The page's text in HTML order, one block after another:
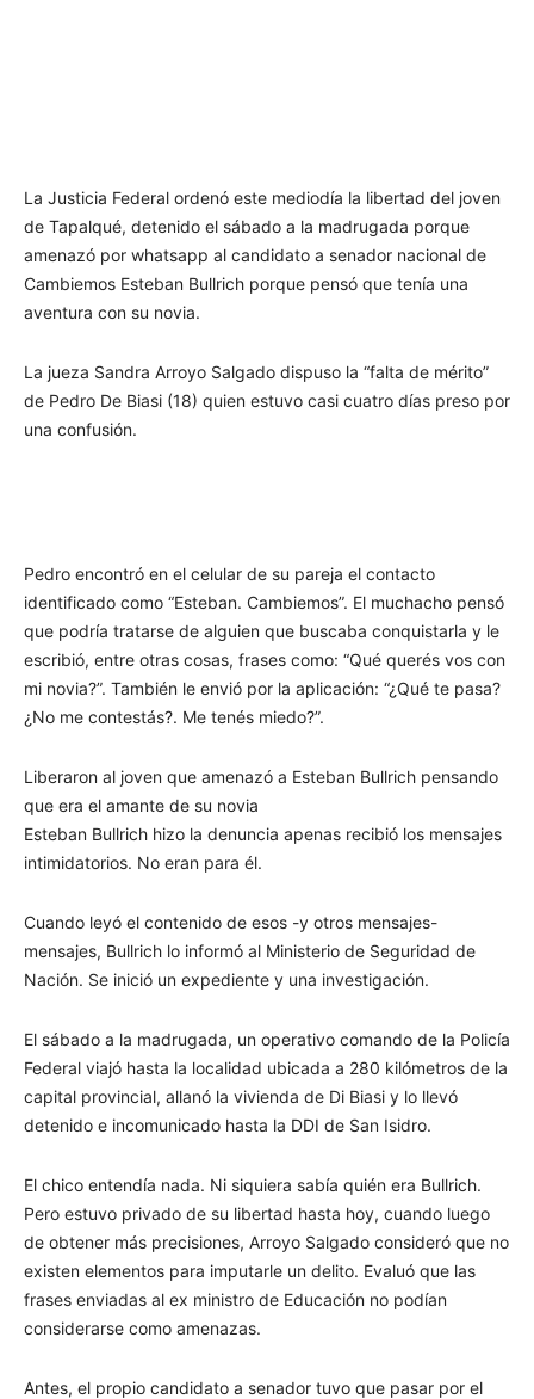
La Justicia Federal ordenó este mediodía la libertad del joven
de Tapalqué, detenido el sábado a la madrugada porque
amenazó por whatsapp al candidato a senador nacional de
Cambiemos Esteban Bullrich porque pensó que tenía una
aventura con su novia.
La jueza Sandra Arroyo Salgado dispuso la “falta de mérito”
de Pedro De Biasi (18) quien estuvo casi cuatro días preso por
una confusión.
Pedro encontró en el celular de su pareja el contacto
identificado como “Esteban. Cambiemos”. El muchacho pensó
que podría tratarse de alguien que buscaba conquistarla y le
escribió, entre otras cosas, frases como: “Qué querés vos con
mi novia?”. También le envió por la aplicación: “¿Qué te pasa?
¿No me contestás?. Me tenés miedo?”.
Liberaron al joven que amenazó a Esteban Bullrich pensando
que era el amante de su novia
Esteban Bullrich hizo la denuncia apenas recibió los mensajes
intimidatorios. No eran para él.
Cuando leyó el contenido de esos -y otros mensajes-
mensajes, Bullrich lo informó al Ministerio de Seguridad de
Nación. Se inició un expediente y una investigación.
El sábado a la madrugada, un operativo comando de la Policía
Federal viajó hasta la localidad ubicada a 280 kilómetros de la
capital provincial, allanó la vivienda de Di Biasi y lo llevó
detenido e incomunicado hasta la DDI de San Isidro.
El chico entendía nada. Ni siquiera sabía quién era Bullrich.
Pero estuvo privado de su libertad hasta hoy, cuando luego
de obtener más precisiones, Arroyo Salgado consideró que no
existen elementos para imputarle un delito. Evaluó que las
frases enviadas al ex ministro de Educación no podían
considerarse como amenazas.
Antes, el propio candidato a senador tuvo que pasar por el